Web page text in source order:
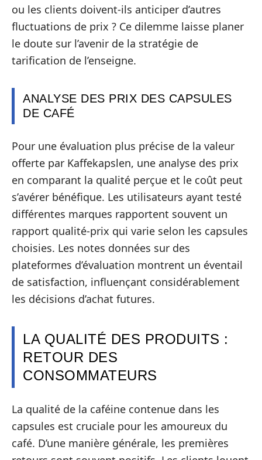
ou les clients doivent-ils anticiper d’autres
fluctuations de prix ? Ce dilemme laisse planer
le doute sur l’avenir de la stratégie de
tarification de l’enseigne.
ANALYSE DES PRIX DES CAPSULES
DE CAFÉ
Pour une évaluation plus précise de la valeur
offerte par Kaffekapslen, une analyse des prix
en comparant la qualité perçue et le coût peut
s’avérer bénéfique. Les utilisateurs ayant testé
différentes marques rapportent souvent un
rapport qualité-prix qui varie selon les capsules
choisies. Les notes données sur des
plateformes d’évaluation montrent un éventail
de satisfaction, influençant considérablement
les décisions d’achat futures.
LA QUALITÉ DES PRODUITS :
RETOUR DES
CONSOMMATEURS
La qualité de la caféine contenue dans les
capsules est cruciale pour les amoureux du
café. D’une manière générale, les premières